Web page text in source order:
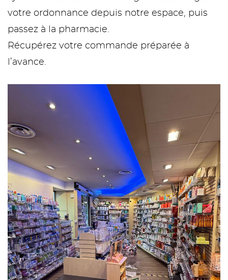
votre ordonnance depuis notre espace, puis
passez à la pharmacie.
Récupérez votre commande préparée à
l’avance.